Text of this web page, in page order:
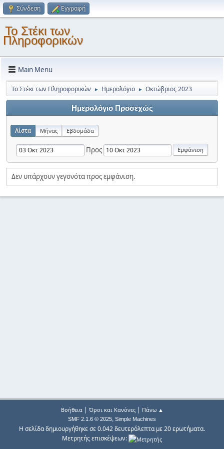
Σύνδεση Εγγραφή
Το Στέκι των
Πληροφορικών
Main Menu
Το Στέκι των Πληροφορικών ► Ημερολόγιο ► Οκτώβριος 2023
Ημερολόγιο Προσεχώς
Λίστα Μήνας Εβδομάδα
Προς
Δεν υπάρχουν γεγονότα προς εμφάνιση.
Βοήθεια| Όροι και Κανόνες| Πάνω ▲
SMF 2.1.6 © 2025, Simple Machines
Η σελίδα δημιουργήθηκε σε 0.042 δευτερόλεπτα με 20 ερωτήματα.
Μετρητής επισκέψεων: